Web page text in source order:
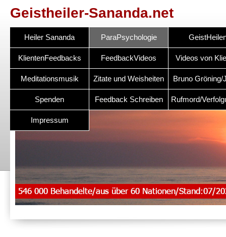
Geistheiler-Sananda.net
Heiler Sananda ParaPsychologie
KlientenFeedbacks FeedbackVideos Videos von
Meditationsmusik Zitate und Weisheiten Bruno Gröning/
Spenden Feedback Schreiben Rufmord/
Impressum